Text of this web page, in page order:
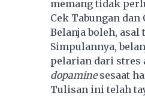
memang tidak
Cek Tabungan
Belanja boleh,
Simpulannya,
pelarian dari stres
dopaminesesaat
Tulisan ini telah